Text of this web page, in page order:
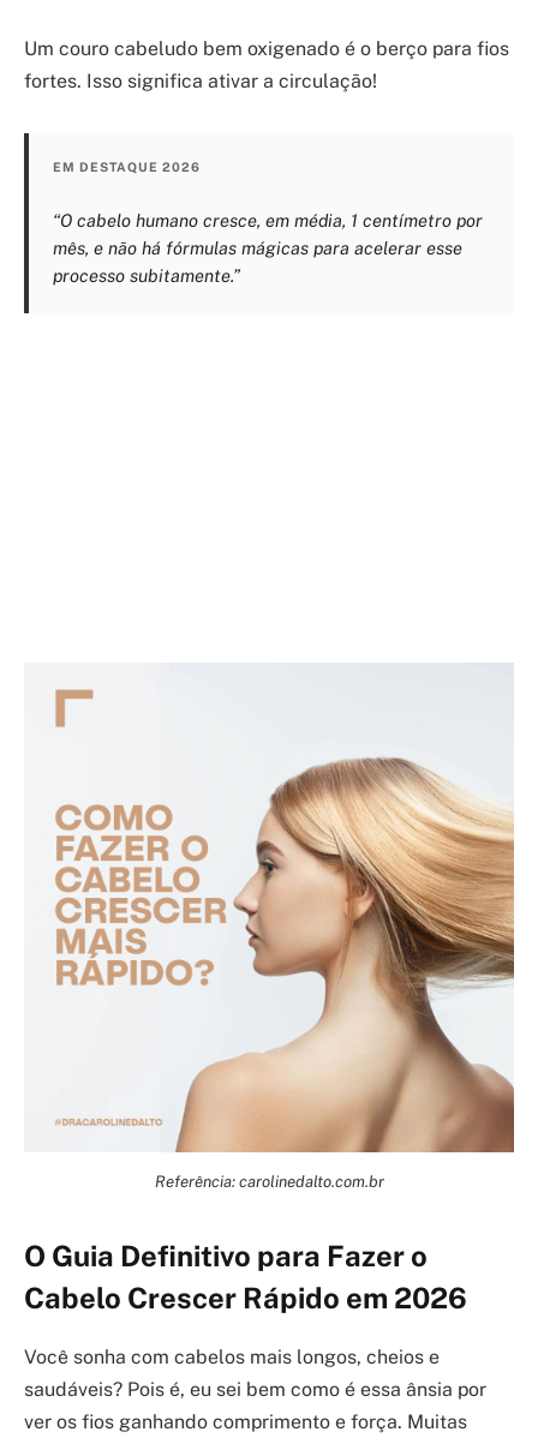
Um couro cabeludo bem oxigenado é o berço para fios
fortes. Isso significa ativar a circulação!
EM DESTAQUE 2026
“O cabelo humano cresce, em média, 1 centímetro por
mês, e não há fórmulas mágicas para acelerar esse
processo subitamente.”
Referência: carolinedalto.com.br
O Guia Definitivo para Fazer o
Cabelo Crescer Rápido em 2026
Você sonha com cabelos mais longos, cheios e
saudáveis? Pois é, eu sei bem como é essa ânsia por
ver os fios ganhando comprimento e força. Muitas